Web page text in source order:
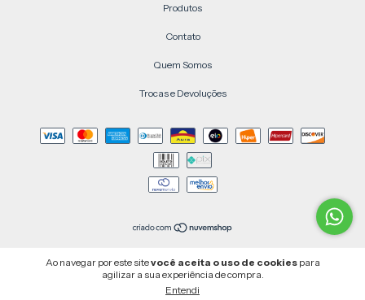
Ao navegar por este sitevocê aceita o uso de cookiespara
agilizar a sua experiência de compra.
Entendi
Produtos
Contato
Quem Somos
Trocas e Devoluções